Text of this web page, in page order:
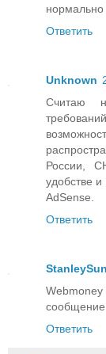
нормально
Ответить
Unknown
Считаю
России,
удобстве
AdSense.
Ответить
Ответить